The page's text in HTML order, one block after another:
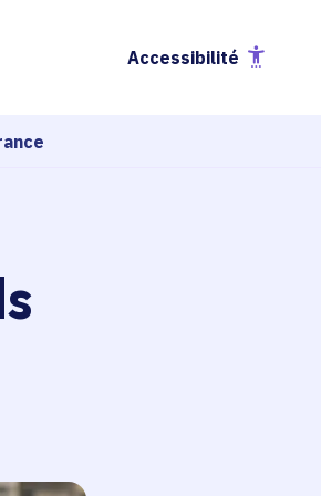
Accessibilité